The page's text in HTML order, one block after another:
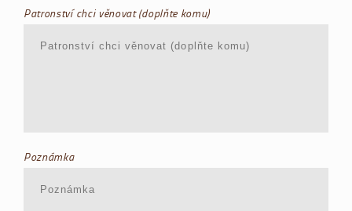
Patronství chci věnovat (doplňte komu)
Poznámka